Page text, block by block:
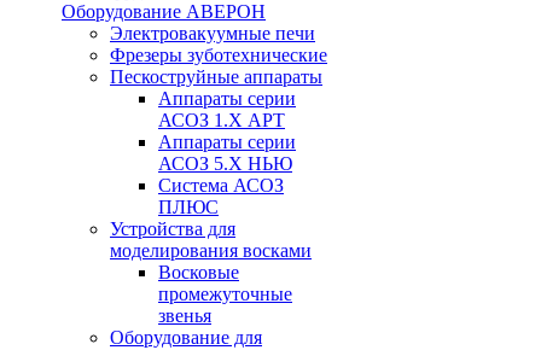
Оборудование АВЕРОН
Электровакуумные печи
Фрезеры зуботехнические
Пескоструйные аппараты
Аппараты серии
АСОЗ 1.Х АРТ
Аппараты серии
АСОЗ 5.Х НЬЮ
Система АСОЗ
ПЛЮС
Устройства для
моделирования восками
Восковые
промежуточные
звенья
Оборудование для